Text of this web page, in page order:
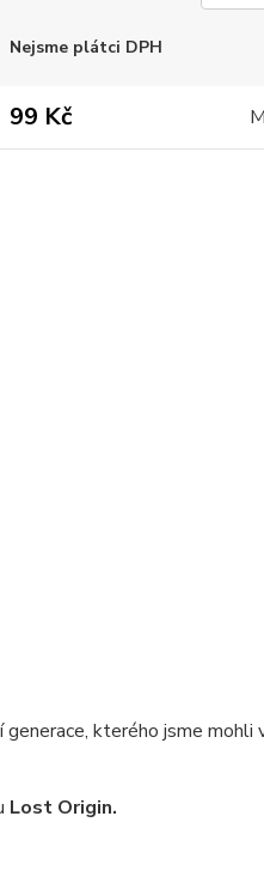
Nejsme plátci DPH
99 Kč
kterého jsme
Lost Origin.